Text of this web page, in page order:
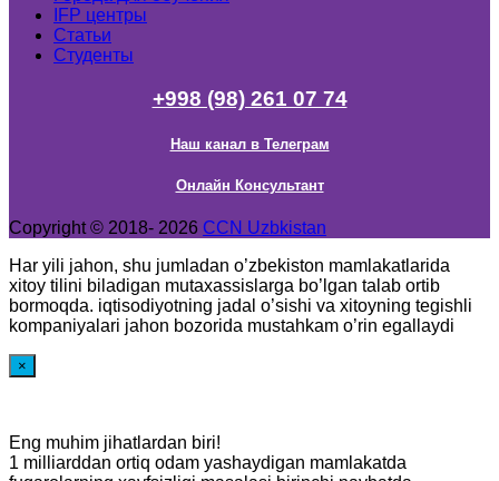
IFP центры
Статьи
Студенты
+998 (98) 261 07 74
Наш канал в Телеграм
Онлайн Консультант
Copyright © 2018- 2026 CCN Uzbkistan
Har yili jahon, shu jumladan o’zbekiston mamlakatlarida
xitoy tilini biladigan mutaxassislarga bo’lgan talab ortib
bormoqda. iqtisodiyotning jadal o’sishi va xitoyning tegishli
kompaniyalari jahon bozorida mustahkam o’rin egallaydi
×
Eng muhim jihatlardan biri!
1 milliarddan ortiq odam yashaydigan mamlakatda